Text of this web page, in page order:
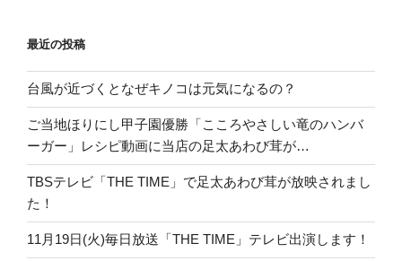
最近の投稿
台風が近づくとなぜキノコは元気になるの？
ご当地ほりにし甲子園優勝「こころやさしい竜のハンバ
ーガー」レシピ動画に当店の足太あわび茸が…
TBSテレビ「THE TIME」で足太あわび茸が放映されまし
た！
11月19日(火)毎日放送「THE TIME」テレビ出演します！